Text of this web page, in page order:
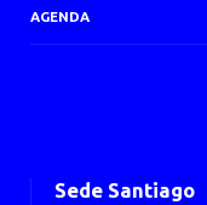
AGENDA
Sede Santiago